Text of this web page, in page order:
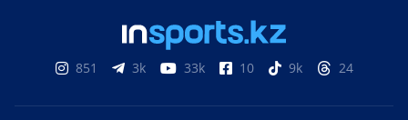
851 3k 33k 10 9k 24